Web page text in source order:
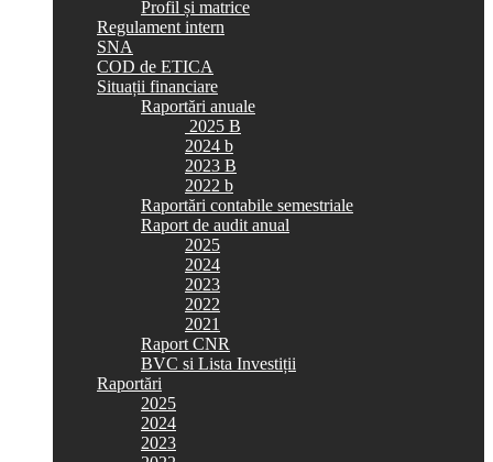
Profil și matrice
Regulament intern
SNA
COD de ETICA
Situații financiare
Raportări anuale
2025 B
2024 b
2023 B
2022 b
Raportări contabile semestriale
Raport de audit anual
2025
2024
2023
2022
2021
Raport CNR
BVC si Lista Investiții
Raportări
2025
2024
2023